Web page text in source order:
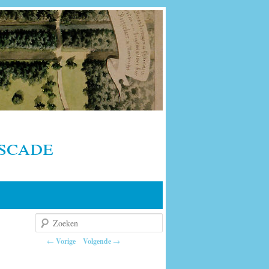
Berichtnavigatie
← Vorige Volgende →